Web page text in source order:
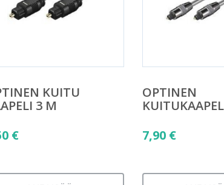
KUITU
3 M
€
OPTINEN
7,90 €